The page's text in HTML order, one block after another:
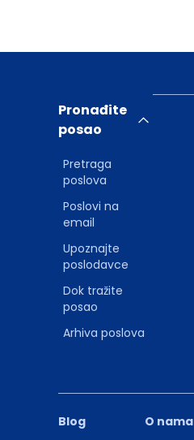
Blog O nama
Pronađite
posao
Pretraga
poslova
Poslovi na
email
Upoznajte
poslodavce
Dok tražite
posao
Arhiva poslova